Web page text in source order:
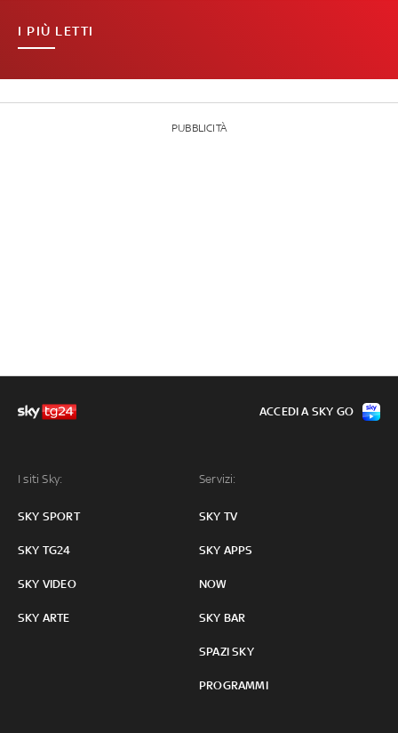
I PIÙ LETTI
PUBBLICITÀ
I siti Sky:
SKY SPORT
SKY TG24
SKY VIDEO
SKY ARTE
Servizi:
SKY TV
SKY APPS
NOW
SKY BAR
SPAZI SKY
PROGRAMMI
ACCEDI A SKY GO